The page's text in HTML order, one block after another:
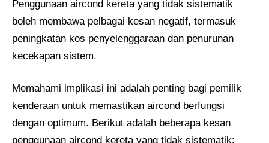
Penggunaan aircond kereta yang tidak sistematik
boleh membawa pelbagai kesan negatif, termasuk
peningkatan kos penyelenggaraan dan penurunan
kecekapan sistem.
Memahami implikasi ini adalah penting bagi pemilik
kenderaan untuk memastikan aircond berfungsi
dengan optimum. Berikut adalah beberapa kesan
penggunaan aircond kereta yang tidak sistematik: